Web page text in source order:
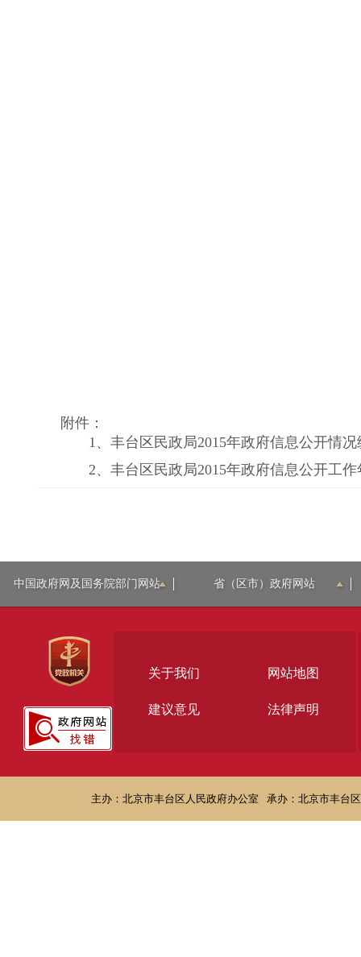
附件：
1、 丰台区民政局2015年政府信息公开情
2、 丰台区民政局2015年政府信息公开工作
中国政府网及国务院部门网站 省（区市）政府网站
关于我们 网站地图
建议意见 法律声明
主办：北京市丰台区人民政府办公室 承办：北京市丰台